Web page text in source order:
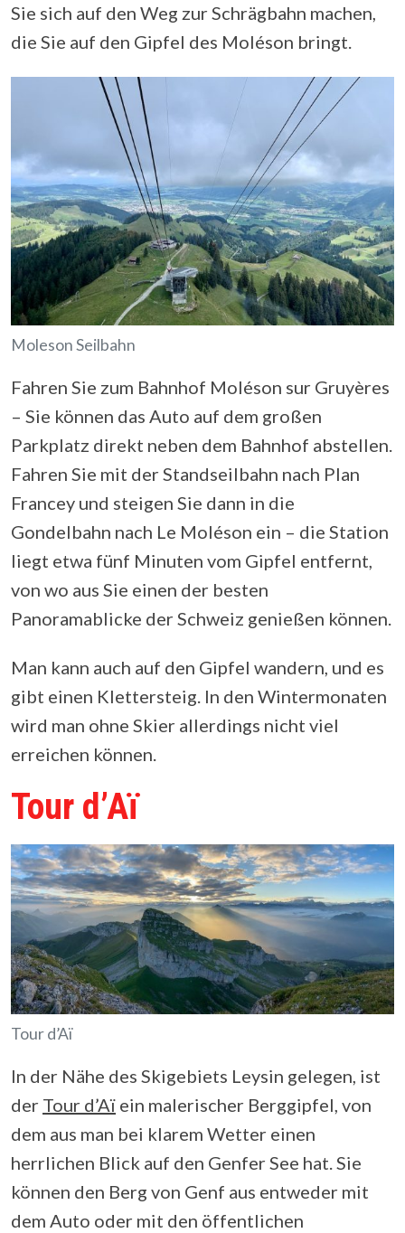
Sie sich auf den Weg zur Schrägbahn machen,
die Sie auf den Gipfel des Moléson bringt.
Moleson Seilbahn
Fahren Sie zum Bahnhof Moléson sur Gruyères
– Sie können das Auto auf dem großen
Parkplatz direkt neben dem Bahnhof abstellen.
Fahren Sie mit der Standseilbahn nach Plan
Francey und steigen Sie dann in die
Gondelbahn nach Le Moléson ein – die Station
liegt etwa fünf Minuten vom Gipfel entfernt,
von wo aus Sie einen der besten
Panoramablicke der Schweiz genießen können.
Man kann auch auf den Gipfel wandern, und es
gibt einen Klettersteig. In den Wintermonaten
wird man ohne Skier allerdings nicht viel
erreichen können.
Tour d’Aï
Tour d’Aï
In der Nähe des Skigebiets Leysin gelegen, ist
der Tour d’Aï ein malerischer Berggipfel, von
dem aus man bei klarem Wetter einen
herrlichen Blick auf den Genfer See hat. Sie
können den Berg von Genf aus entweder mit
dem Auto oder mit den öffentlichen